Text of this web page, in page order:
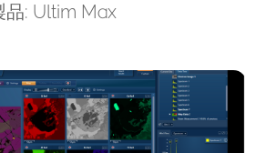
品: Ultim Max